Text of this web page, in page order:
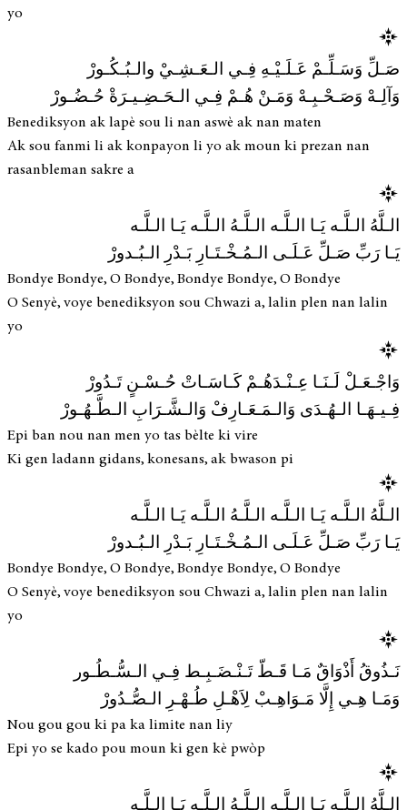
yo
صَـلِّ وَسَـلِّـمْ عَـلَـيْـهِ فِـي الـعَـشِـيْ والـبُـكُـورْ
وَآلِـهْ وَصَـحْـبِـهْ وَمَـنْ هُـمْ فِـي الـحَـضِـيـرَةْ حُـضُـورْ
Benediksyon ak lapè sou li nan aswè ak nan maten
Ak sou fanmi li ak konpayon li yo ak moun ki prezan nan
rasanbleman sakre a
الـلَّهُ الـلَّـه يَـا الـلَّـه الـلَّـهُ الـلَّـه يَـا الـلَّـه
يَـا رَبِّ صَـلِّ عَـلَـى الـمُـخْـتَـارِ بَـدْرِ الـبُـدورْ
Bondye Bondye, O Bondye, Bondye Bondye, O Bondye
O Senyè, voye benediksyon sou Chwazi a, lalin plen nan lalin
yo
وَاجْـعَـلْ لَـنَـا عِـنْـدَهُـمْ كَـاسَـاتْ حُـسْـنٍ تَـدُورْ
فِـيـهَـا الـهُـدَى وَالـمَـعَـارِفْ وَالـشَّـرَابِ الـطَّـهُـورْ
Epi ban nou nan men yo tas bèlte ki vire
Ki gen ladann gidans, konesans, ak bwason pi
الـلَّهُ الـلَّـه يَـا الـلَّـه الـلَّـهُ الـلَّـه يَـا الـلَّـه
يَـا رَبِّ صَـلِّ عَـلَـى الـمُـخْـتَـارِ بَـدْرِ الـبُـدورْ
Bondye Bondye, O Bondye, Bondye Bondye, O Bondye
O Senyè, voye benediksyon sou Chwazi a, lalin plen nan lalin
yo
نَـذُوقُ أَذْوَاقٌ مَـا قَـطّ تَـنْـضَـبِـط فِـي الـسُّـطُـور
وَمَـا هِـي إِلَّا مَـوَاهِـبْ لِاَهْـلِ طُـهْـرِ الـصُّـدُورْ
Nou gou gou ki pa ka limite nan liy
Epi yo se kado pou moun ki gen kè pwòp
الـلَّهُ الـلَّـه يَـا الـلَّـه الـلَّـهُ الـلَّـه يَـا الـلَّـه